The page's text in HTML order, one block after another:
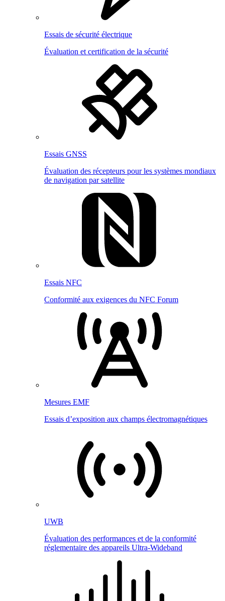
Essais de sécurité électrique
Évaluation et certification de la sécurité
Essais GNSS
Évaluation des récepteurs pour les systèmes mondiaux
de navigation par satellite
Essais NFC
Conformité aux exigences du NFC Forum
Mesures EMF
Essais d’exposition aux champs électromagnétiques
UWB
Évaluation des performances et de la conformité
réglementaire des appareils Ultra-Wideband